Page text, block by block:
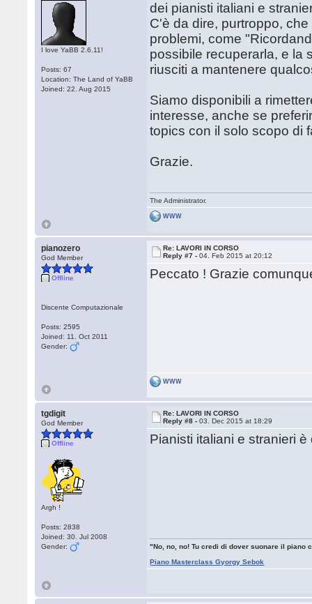
I love YaBB 2.6.11!
Posts: 67
Location: The Land of YaBB
Joined: 22. Aug 2015
dei pianisti italiani e
C'è da dire, purtroppo,
problemi, come
possibile recuperarla, e la
riusciti a mantenere
Siamo disponibili a
interesse, anche se
topics con il solo scopo di
Grazie.
The Administrator.
WWW
pianozero
God Member
Offline
Discente Computazionale
Posts: 2595
Joined: 11. Oct 2011
Gender:
Re: LAVORI IN CORSO
Reply #7 -04. Feb 2015 at 20:12
Peccato ! Grazie
WWW
tgdigit
God Member
Offline
Argh !
Posts: 2838
Joined: 30. Jul 2008
Gender:
Re: LAVORI IN CORSO
Reply #8 -03. Dec 2015 at 18:29
Pianisti italiani e stranieri
"No, no, no! Tu credi di dover suonare il piano
Piano Masterclass Gyorgy Sebok